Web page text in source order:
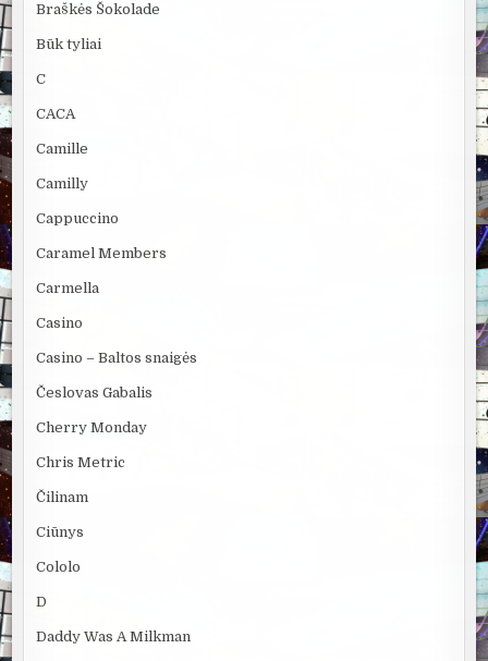
Braškės Šokolade
Būk tyliai
C
CACA
Camille
Camilly
Cappuccino
Caramel Members
Carmella
Casino
Casino – Baltos snaigės
Česlovas Gabalis
Cherry Monday
Chris Metric
Čilinam
Ciūnys
Cololo
D
Daddy Was A Milkman